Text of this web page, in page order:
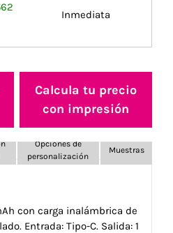
Inmediata
Calcula tu precio
con impresión
Opciones de
personalización
Muestras
con carga inalámbrica de
Entrada: Tipo-C. Salida: 1